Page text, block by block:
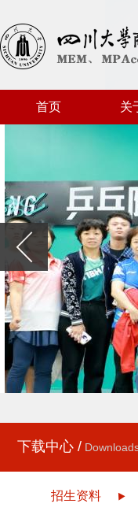
首页 关
下载中心 /
招生资料